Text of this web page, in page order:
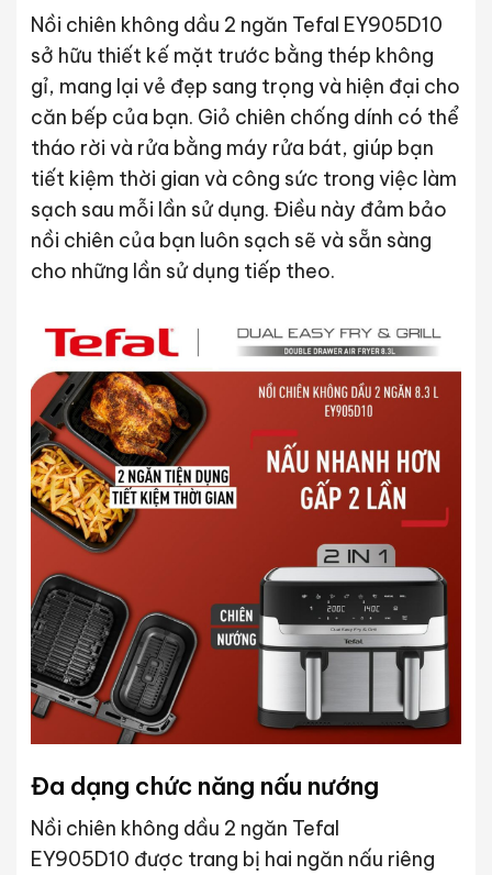
Nồi chiên không dầu 2 ngăn Tefal EY905D10
sở hữu thiết kế mặt trước bằng thép không
gỉ, mang lại vẻ đẹp sang trọng và hiện đại cho
căn bếp của bạn. Giỏ chiên chống dính có thể
tháo rời và rửa bằng máy rửa bát, giúp bạn
tiết kiệm thời gian và công sức trong việc làm
sạch sau mỗi lần sử dụng. Điều này đảm bảo
nồi chiên của bạn luôn sạch sẽ và sẵn sàng
cho những lần sử dụng tiếp theo.
Đa dạng chức năng nấu nướng
Nồi chiên không dầu 2 ngăn Tefal
EY905D10 được trang bị hai ngăn nấu riêng